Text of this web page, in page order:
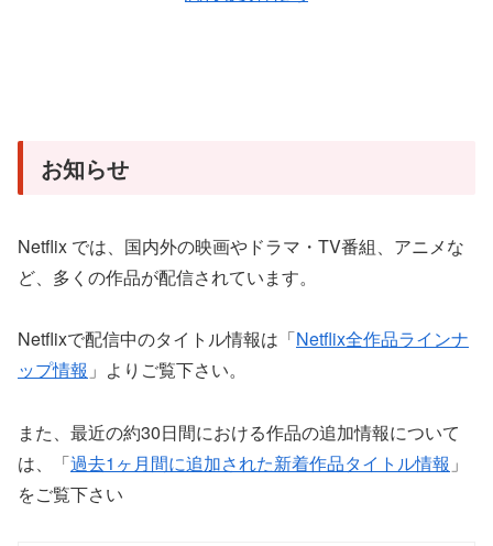
お知らせ
Netflix では、国内外の映画やドラマ・TV番組、アニメな
ど、多くの作品が配信されています。
Netflixで配信中のタイトル情報は「Netflix全作品ラインナ
ップ情報 」よりご覧下さい。
また、最近の約30日間における作品の追加情報について
は、「過去1ヶ月間に追加された新着作品タイトル情報 」
をご覧下さい